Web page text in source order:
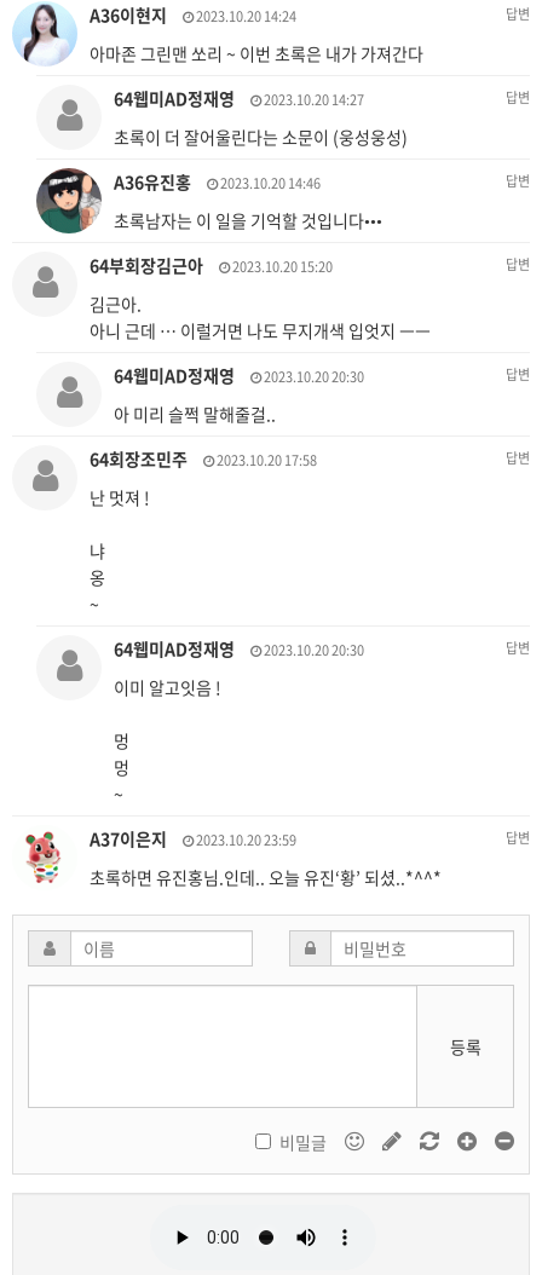
A36이현지
2023.10.20 14:24 답변
아마존 그린맨 쏘리 ~ 이번 초록은 내가 가져간다
64웹미AD정재영
2023.10.20 14:27 답변
초록이 더 잘어울린다는 소문이 (웅성웅성)
A36유진홍
2023.10.20 14:46 답변
초록남자는 이 일을 기억할 것입니다•••
64부회장김근아
2023.10.20 15:20 답변
김근아.
아니 근데 … 이럴거면 나도 무지개색 입엇지 ㅡㅡ
64웹미AD정재영
2023.10.20 20:30 답변
아 미리 슬쩍 말해줄걸..
64회장조민주
2023.10.20 17:58 답변
난 멋져 !
냐
옹
~
64웹미AD정재영
2023.10.20 20:30 답변
이미 알고잇음 !
멍
멍
~
A37이은지
2023.10.20 23:59 답변
초록하면 유진홍님.인데.. 오늘 유진‘황’ 되셨..*^^*
등록
비밀글